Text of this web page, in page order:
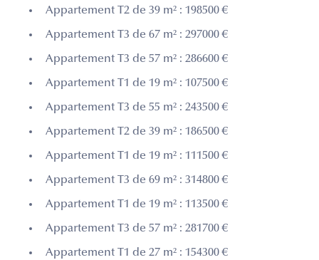
Appartement T2 de 39 m² : 198500 €
Appartement T3 de 67 m² : 297000 €
Appartement T3 de 57 m² : 286600 €
Appartement T1 de 19 m² : 107500 €
Appartement T3 de 55 m² : 243500 €
Appartement T2 de 39 m² : 186500 €
Appartement T1 de 19 m² : 111500 €
Appartement T3 de 69 m² : 314800 €
Appartement T1 de 19 m² : 113500 €
Appartement T3 de 57 m² : 281700 €
Appartement T1 de 27 m² : 154300 €